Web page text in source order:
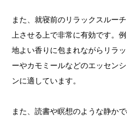
また、就寝前のリラックスルー
上させる上で非常に有効です。
地よい香りに包まれながらリラ
ーやカモミールなどのエッセン
ンに適しています。
また、読書や瞑想のような静か